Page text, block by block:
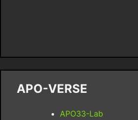
APO-VERSE
APO33-Lab